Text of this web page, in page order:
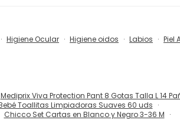
Higiene Ocular Higiene oidos Labios
Piel
Mediprix Viva Protection Pant 8 Gotas Talla L 14
Toallitas Limpiadoras Suaves 60 uds
Chicco Set Cartas en Blanco y Negro 3-36 M